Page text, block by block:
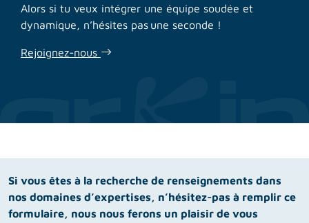
Alors si tu veux intégrer une équipe soudée et
dynamique, n’hésites pas une seconde !
Rejoignez-nous
Si vous êtes à la recherche de renseignements dans
nos domaines d’expertises, n’hésitez-pas à remplir ce
formulaire, nous nous ferons un plaisir de vous